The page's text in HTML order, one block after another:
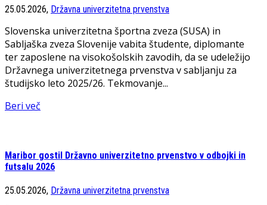
25.05.2026, Državna univerzitetna prvenstva
Slovenska univerzitetna športna zveza (SUSA) in
Sabljaška zveza Slovenije vabita študente, diplomante
ter zaposlene na visokošolskih zavodih, da se udeležijo
Državnega univerzitetnega prvenstva v sabljanju za
študijsko leto 2025/26. Tekmovanje...
Beri več
Maribor gostil Državno univerzitetno prvenstvo v odbojki in
futsalu 2026
25.05.2026, Državna univerzitetna prvenstva